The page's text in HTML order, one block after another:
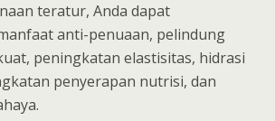
teratur, Anda dapat
anti-penuaan, pelindung
peningkatan elastisitas, hidrasi
penyerapan nutrisi, dan